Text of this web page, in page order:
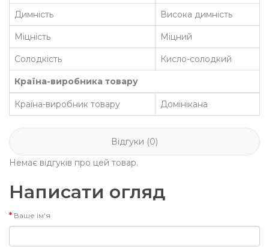
Димність Висока димність
Міцність Міцний
Солодкість Кисло-солодкий
Країна-виробника товару
Країна-виробник товару Домінікана
Відгуки (0)
Немає відгуків про цей товар.
Написати огляд
Ваше ім'я